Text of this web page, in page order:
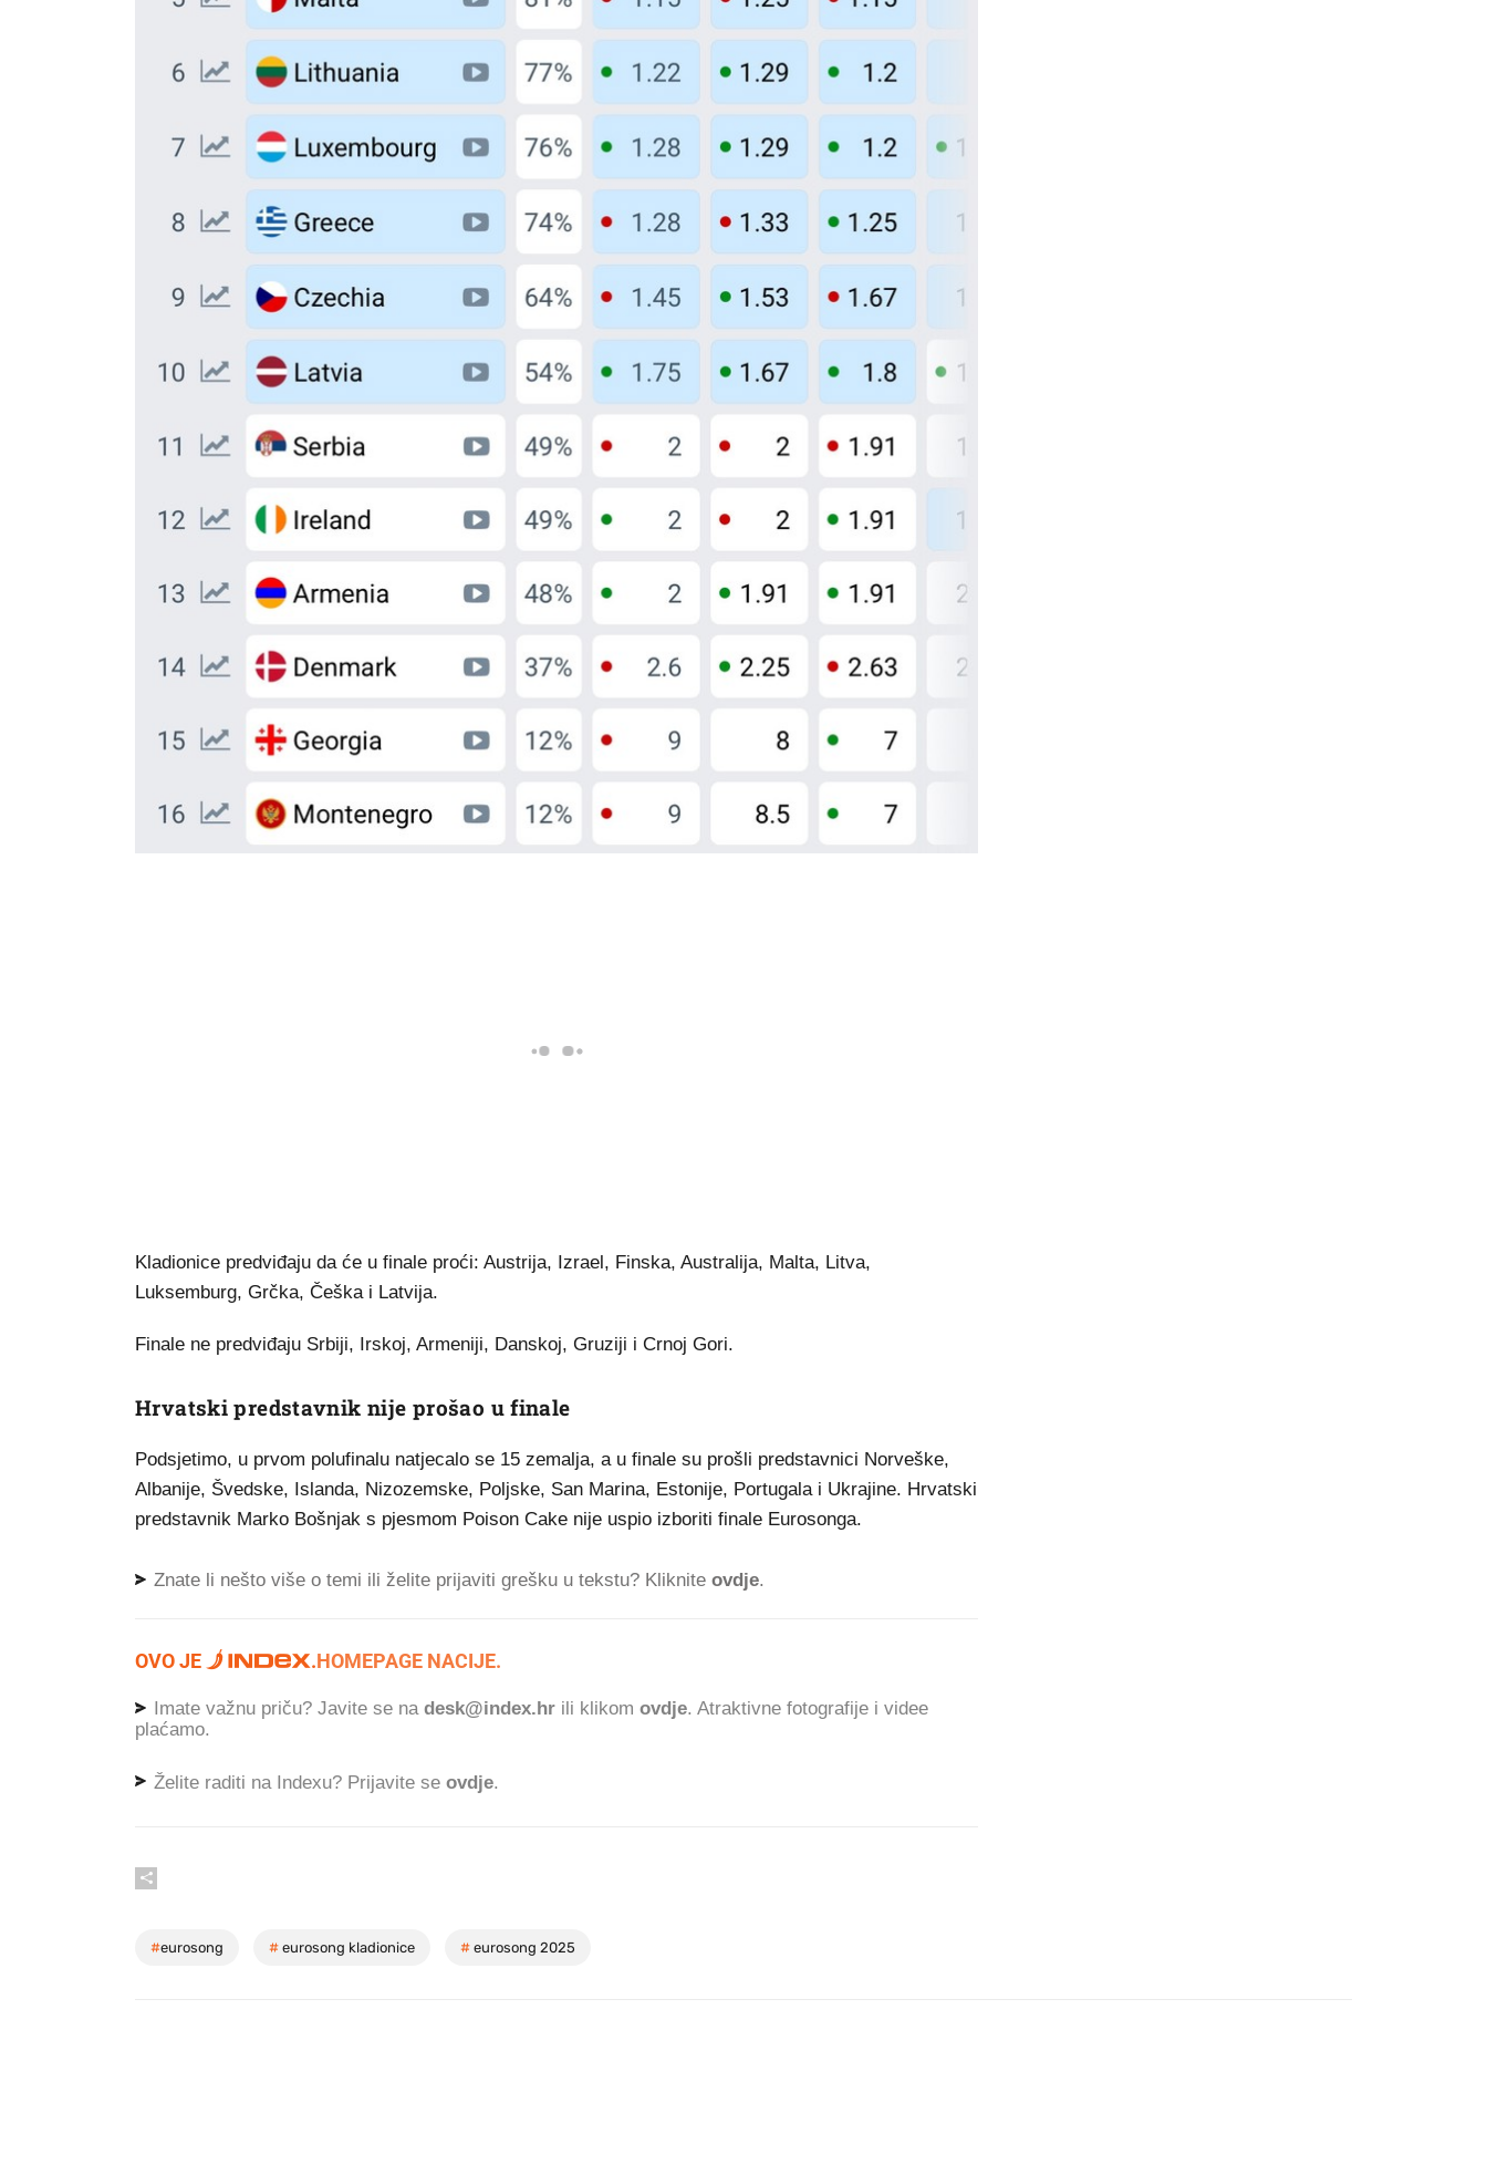
Kladionice predviđaju da će u finale proći: Austrija, Izrael, Finska, Australija, Malta, Litva,
Luksemburg, Grčka, Češka i Latvija.
Finale ne predviđaju Srbiji, Irskoj, Armeniji, Danskoj, Gruziji i Crnoj Gori.
Hrvatski predstavnik nije prošao u finale
Podsjetimo, u prvom polufinalu natjecalo se 15 zemalja, a u finale su prošli predstavnici Norveške,
Albanije, Švedske, Islanda, Nizozemske, Poljske, San Marina, Estonije, Portugala i Ukrajine. Hrvatski
predstavnik Marko Bošnjak s pjesmom Poison Cake nije uspio izboriti finale Eurosonga.
Znate li nešto više o temi ili želite prijaviti grešku u tekstu? Kliknite ovdje.
OVO JE .HOMEPAGE NACIJE.
Imate važnu priču? Javite se na desk@index.hr ili klikom ovdje. Atraktivne fotografije i videe
plaćamo.
Želite raditi na Indexu? Prijavite se ovdje.
#eurosong # eurosong kladionice # eurosong 2025